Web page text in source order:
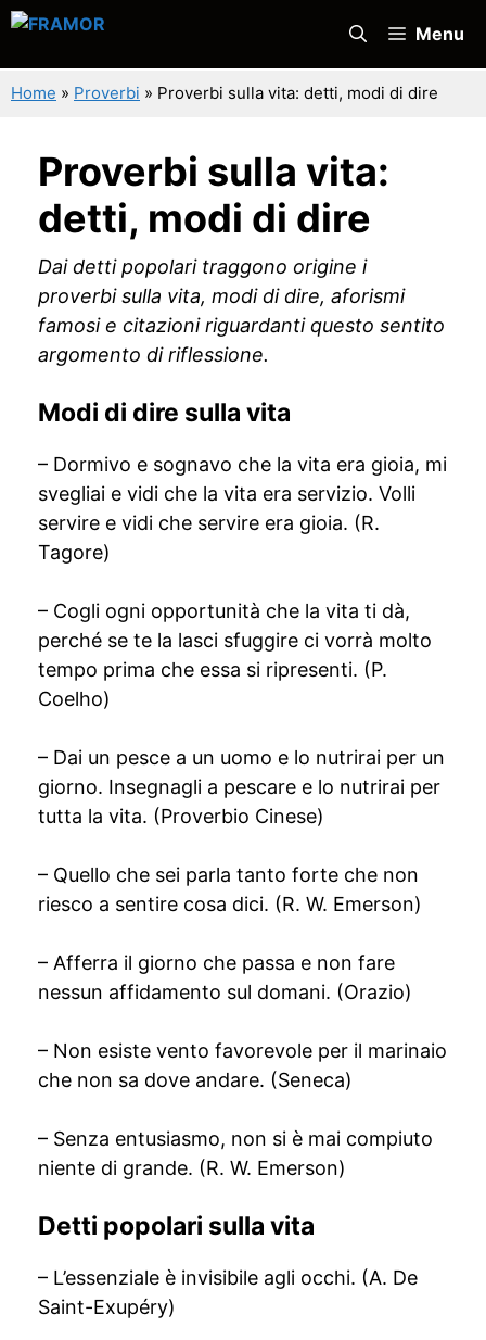
Vai
contenuto
Menu
Home » Proverbi » Proverbi sulla vita: detti, modi di dire
Proverbi sulla vita:
detti, modi di dire
Dai detti popolari traggono origine i
proverbi sulla vita, modi di dire, aforismi
famosi e citazioni riguardanti questo sentito
argomento di riflessione.
Modi di dire sulla vita
– Dormivo e sognavo che la vita era gioia, mi
svegliai e vidi che la vita era servizio. Volli
servire e vidi che servire era gioia. (R.
Tagore)
– Cogli ogni opportunità che la vita ti dà,
perché se te la lasci sfuggire ci vorrà molto
tempo prima che essa si ripresenti. (P.
Coelho)
– Dai un pesce a un uomo e lo nutrirai per un
giorno. Insegnagli a pescare e lo nutrirai per
tutta la vita. (Proverbio Cinese)
– Quello che sei parla tanto forte che non
riesco a sentire cosa dici. (R. W. Emerson)
– Afferra il giorno che passa e non fare
nessun affidamento sul domani. (Orazio)
– Non esiste vento favorevole per il marinaio
che non sa dove andare. (Seneca)
– Senza entusiasmo, non si è mai compiuto
niente di grande. (R. W. Emerson)
Detti popolari sulla vita
– L’essenziale è invisibile agli occhi. (A. De
Saint-Exupéry)